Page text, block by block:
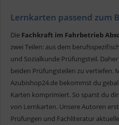
Lernkarten passend zum
Die Fachkraft im Fahrbetrieb
zwei Teilen: aus dem
und Sozialkunde Prüfungsteil.
beiden Prüfungsteilen zu vertiefen.
Azubishop24.de bekommst du
Karten komprimiert. So sparst du
von Lernkarten. Unsere Autoren
Prüfungen und Fachliteratur